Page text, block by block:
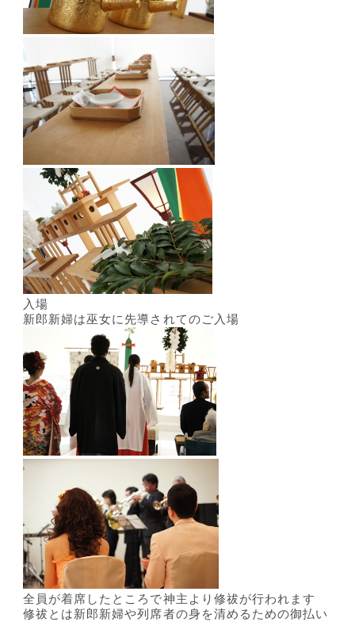
入場
新郎新婦は巫女に先導されてのご入場
全員が着席したところで神主より修祓が行われます
修祓とは新郎新婦や列席者の身を清めるための御払い